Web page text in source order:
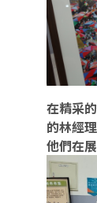
在精采
的林經
他們在